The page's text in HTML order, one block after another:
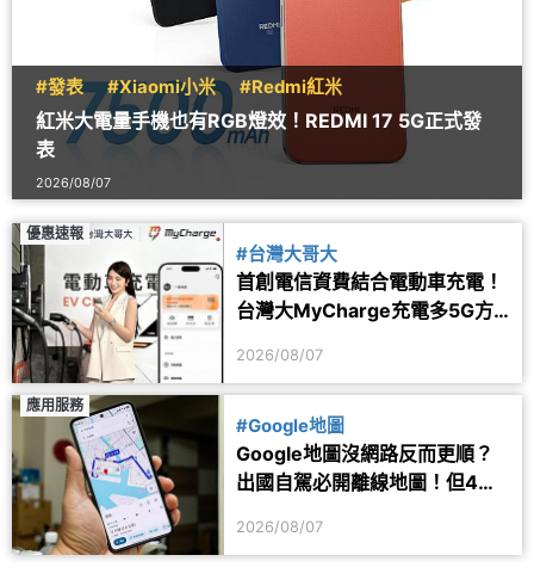
#發表 #Xiaomi小米 #Redmi紅米
紅米大電量手機也有RGB燈效！REDMI 17 5G正式發
表
2026/08/07
優惠速報
#台灣大哥大
首創電信資費結合電動車充電！
台灣大MyCharge充電多5G方
2026/08/07
應用服務
#Google地圖
Google地圖沒網路反而更順？
出國自駕必開離線地圖！但4項
2026/08/07